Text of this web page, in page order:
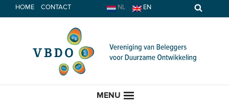
Spring
naar
HOME CONTACT NL EN
MENU